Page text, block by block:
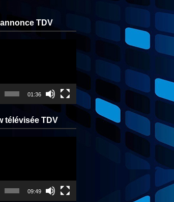
TDV
01:36
télévisée TDV
09:49